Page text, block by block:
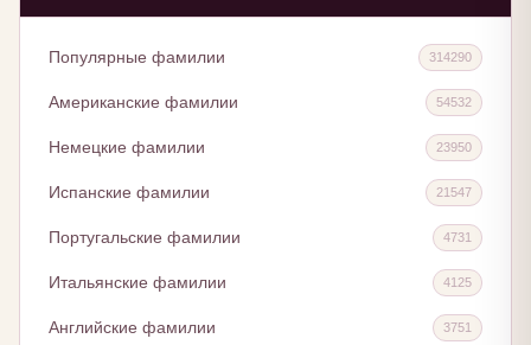
Популярные фамилии 314290
Американские фамилии 54532
Немецкие фамилии 23950
Испанские фамилии 21547
Португальские фамилии 4731
Итальянские фамилии 4125
Английские фамилии 3751